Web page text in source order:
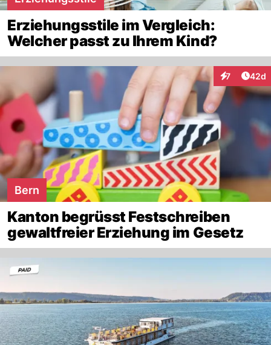
Erziehungsstile im Vergleich:
Welcher passt zu Ihrem Kind?
7
Interaktionen
42d
Bern
Kanton begrüsst Festschreiben
gewaltfreier Erziehung im Gesetz